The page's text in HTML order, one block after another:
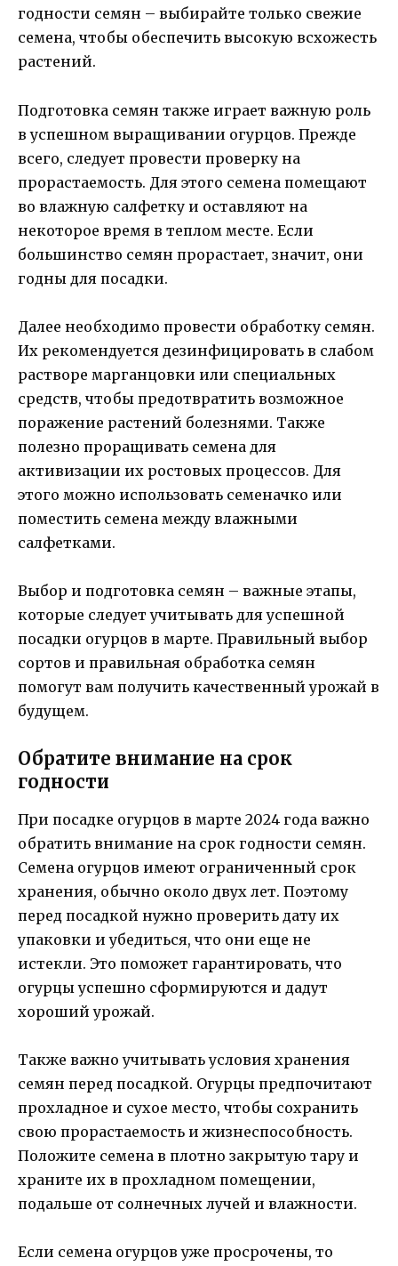
годности семян – выбирайте только свежие
семена, чтобы обеспечить высокую всхожесть
растений.
Подготовка семян также играет важную роль
в успешном выращивании огурцов. Прежде
всего, следует провести проверку на
прорастаемость. Для этого семена помещают
во влажную салфетку и оставляют на
некоторое время в теплом месте. Если
большинство семян прорастает, значит, они
годны для посадки.
Далее необходимо провести обработку семян.
Их рекомендуется дезинфицировать в слабом
растворе марганцовки или специальных
средств, чтобы предотвратить возможное
поражение растений болезнями. Также
полезно проращивать семена для
активизации их ростовых процессов. Для
этого можно использовать семеначко или
поместить семена между влажными
салфетками.
Выбор и подготовка семян – важные этапы,
которые следует учитывать для успешной
посадки огурцов в марте. Правильный выбор
сортов и правильная обработка семян
помогут вам получить качественный урожай в
будущем.
Обратите внимание на срок
годности
При посадке огурцов в марте 2024 года важно
обратить внимание на срок годности семян.
Семена огурцов имеют ограниченный срок
хранения, обычно около двух лет. Поэтому
перед посадкой нужно проверить дату их
упаковки и убедиться, что они еще не
истекли. Это поможет гарантировать, что
огурцы успешно сформируются и дадут
хороший урожай.
Также важно учитывать условия хранения
семян перед посадкой. Огурцы предпочитают
прохладное и сухое место, чтобы сохранить
свою прорастаемость и жизнеспособность.
Положите семена в плотно закрытую тару и
храните их в прохладном помещении,
подальше от солнечных лучей и влажности.
Если семена огурцов уже просрочены, то